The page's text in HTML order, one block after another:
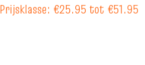
Prijsklasse: €25.95 tot €51.95